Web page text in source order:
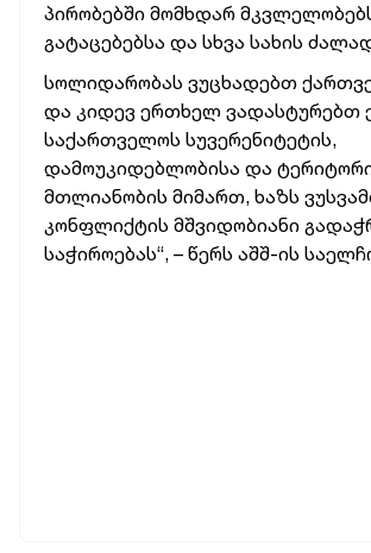
პირობებში მომხდარ
გატაცებებსა და სხვა სახის
სოლიდარობას ვუცხადებთ
და კიდევ ერთხელ ვადასტურებთ
საქართველოს სუვერენიტეტის,
დამოუკიდებლობისა და
მთლიანობის მიმართ, ხაზს
კონფლიქტის მშვიდობიანი
საჭიროებას“, – წერს აშშ-ის